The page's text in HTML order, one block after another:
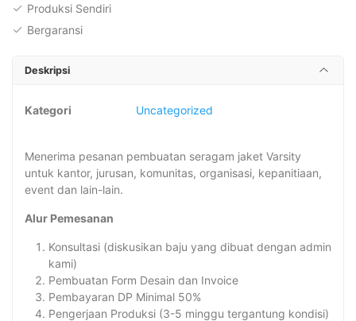
Produksi Sendiri
Bergaransi
Deskripsi
Kategori Uncategorized
Menerima pesanan pembuatan seragam jaket Varsity
untuk kantor, jurusan, komunitas, organisasi, kepanitiaan,
event dan lain-lain.
Alur Pemesanan
Konsultasi (diskusikan baju yang dibuat dengan admin
kami)
Pembuatan Form Desain dan Invoice
Pembayaran DP Minimal 50%
Pengerjaan Produksi (3-5 minggu tergantung kondisi)